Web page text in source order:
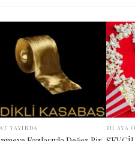
YAYINDA BU AYA